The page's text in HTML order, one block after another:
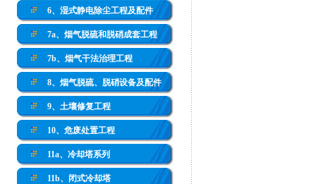
6、湿式静电除尘工程及配件
7a、烟气脱硫和脱硝成套工程
7b、烟气干法治理工程
8、烟气脱硫、脱硝设备及配件
9、土壤修复工程
10、危废处置工程
11a、冷却塔系列
11b、闭式冷却塔